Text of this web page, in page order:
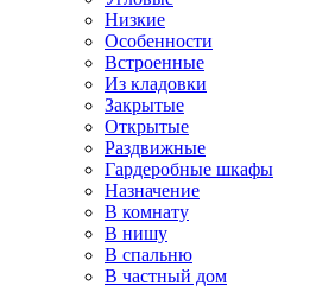
Низкие
Особенности
Встроенные
Из кладовки
Закрытые
Открытые
Раздвижные
Гардеробные шкафы
Назначение
В комнату
В нишу
В спальню
В частный дом